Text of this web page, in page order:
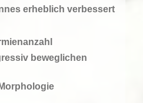
erheblich verbessert
beweglichen